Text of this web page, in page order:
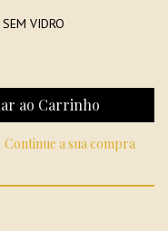
VIDRO
a sua compra